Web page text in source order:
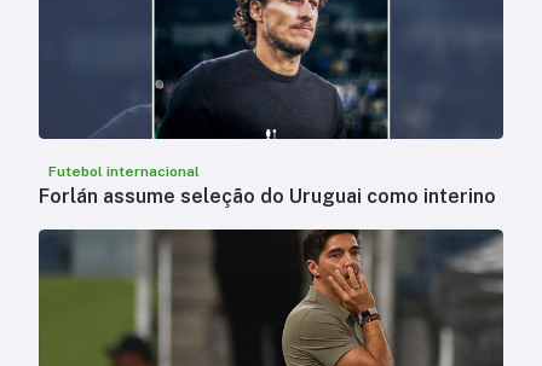
Futebol internacional
Forlán assume seleção do Uruguai como interino